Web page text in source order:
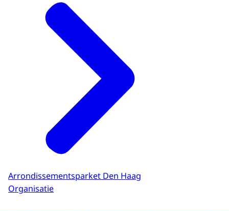
Arrondissementsparket Den Haag
Organisatie